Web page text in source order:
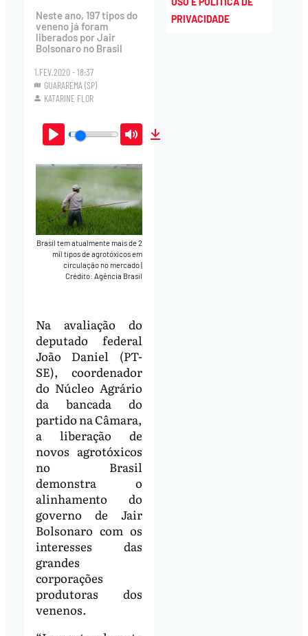
Neste ano, 197 tipos do
veneno já foram
liberados por Jair
Bolsonaro no Brasil
1.FEV.2020 - 18:37
GUARAREMA (SP)
KATARINE FLOR
Play Mute
Brasil tem atualmente mais de 2
mil tipos de agrotóxicos em
circulação no mercado|
Crédito: Agência Brasil
Na avaliação do
deputado federal
João Daniel (PT-
SE), coordenador
do Núcleo Agrário
da bancada do
partido na Câmara,
a liberação de
novos agrotóxicos
no Brasil
demonstra o
alinhamento do
governo de Jair
Bolsonaro com os
interesses das
grandes
corporações
produtoras dos
venenos.
PRIVACIDADE